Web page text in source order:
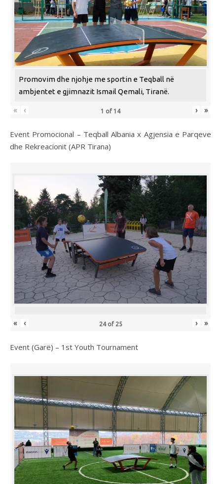
Promovim dhe njohje me sportin e Teqball në
ambjentet e gjimnazit Ismail Qemali, Tiranë.
« ‹ 1 of 14 › »
Event Promocional – Teqball Albania x Agjensia e Parqeve
dhe Rekreacionit (APR Tirana)
« ‹ 24of 25 › »
Event (Garë) – 1st Youth Tournament